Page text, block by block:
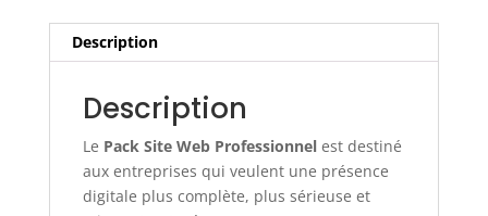
Description
Description
Le Pack Site Web Professionnelest destiné
aux entreprises qui veulent une présence
digitale plus complète, plus sérieuse et